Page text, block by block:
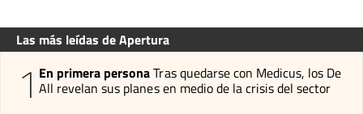
Las más leídas de Apertura
1 En primera personaTras quedarse con Medicus, los De
All revelan sus planes en medio de la crisis del sector